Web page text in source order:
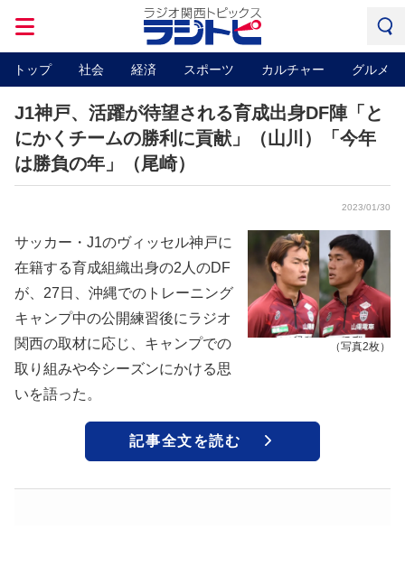
トップ 社会 経済 スポーツ カルチャー グルメ
J1神戸、活躍が待望される育成出身DF陣「と
にかくチームの勝利に貢献」（山川）「今年
は勝負の年」（尾崎）
2023/01/30
（写真2枚）
サッカー・J1のヴィッセル神戸に
在籍する育成組織出身の2人のDF
が、27日、沖縄でのトレーニング
キャンプ中の公開練習後にラジオ
関西の取材に応じ、キャンプでの
取り組みや今シーズンにかける思
いを語った。
記事全文を読む